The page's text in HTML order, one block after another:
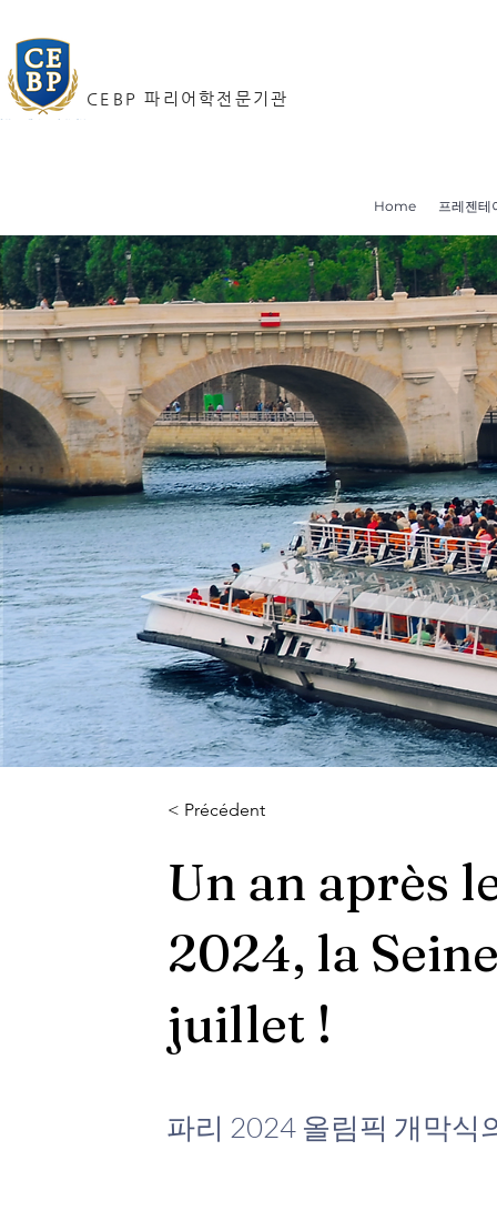
CEBP 파리어학전문기관
Home 프레젠테
< Précédent
Un an après
2024, la
juillet !
파리 2024 올림픽 개막식